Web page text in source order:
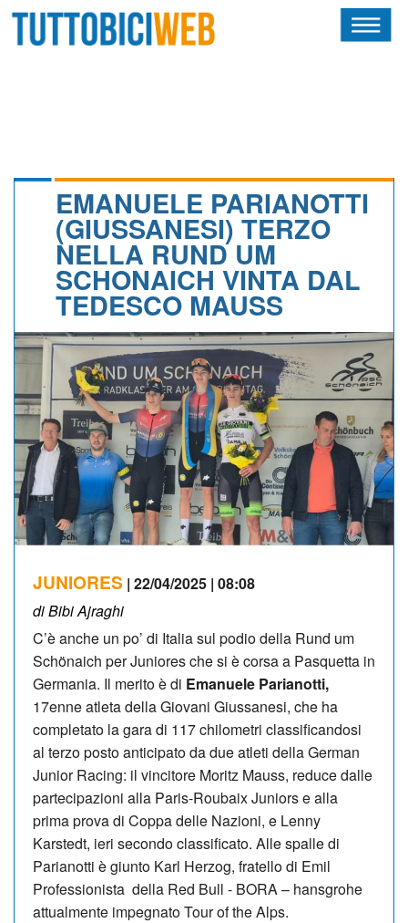
CALENDARIO
ALBI D'ORO
NEWSLETTER
EMANUELE PARIANOTTI
(GIUSSANESI) TERZO
NELLA RUND UM
SCHONAICH VINTA DAL
TEDESCO MAUSS
JUNIORES | 22/04/2025 | 08:08
di Bibi Ajraghi
C’è anche un po’ di Italia sul podio della Rund um
Schönaich per Juniores che si è corsa a Pasquetta in
Germania. Il merito è di Emanuele Parianotti,
17enne atleta della Giovani Giussanesi, che ha
completato la gara di 117 chilometri classificandosi
al terzo posto anticipato da due atleti della German
Junior Racing: il vincitore Moritz Mauss, reduce dalle
partecipazioni alla Paris-Roubaix Juniors e alla
prima prova di Coppa delle Nazioni, e Lenny
Karstedt, ieri secondo classificato. Alle spalle di
Parianotti è giunto Karl Herzog, fratello di Emil
Professionista della Red Bull - BORA – hansgrohe
attualmente impegnato Tour of the Alps.